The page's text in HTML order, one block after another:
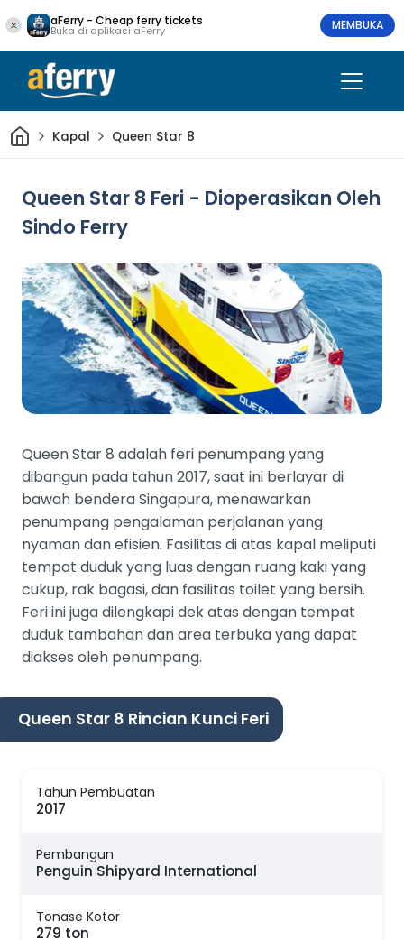
aFerry - Cheap ferry tickets
Buka di aplikasi aFerry MEMBUKA
Rumah
Kapal Queen Star 8
Queen Star 8 Feri - Dioperasikan Oleh
Sindo Ferry
Queen Star 8 adalah feri penumpang yang
dibangun pada tahun 2017, saat ini berlayar di
bawah bendera Singapura, menawarkan
penumpang pengalaman perjalanan yang
nyaman dan efisien. Fasilitas di atas kapal meliputi
tempat duduk yang luas dengan ruang kaki yang
cukup, rak bagasi, dan fasilitas toilet yang bersih.
Feri ini juga dilengkapi dek atas dengan tempat
duduk tambahan dan area terbuka yang dapat
diakses oleh penumpang.
Queen Star 8 Rincian Kunci Feri
Tahun Pembuatan
2017
Pembangun
Penguin Shipyard International
Tonase Kotor
279 ton